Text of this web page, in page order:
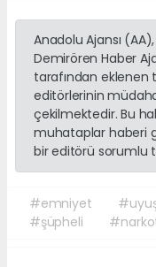
Anadolu Ajansı
Demirören Haber
tarafından eklenen
editörlerinin
çekilmektedir. Bu
muhataplar haberi
bir editörü sorumlu
#emniyet
#şüpheli